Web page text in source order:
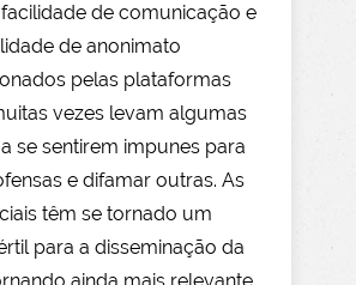
facilidade de comunicação e
de anonimato
pelas plataformas
vezes levam algumas
se sentirem impunes para
e difamar outras. As
têm se tornado um
para a disseminação da